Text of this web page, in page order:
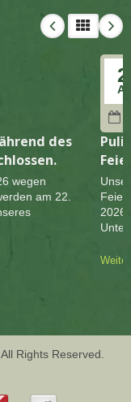
des
wegen
am 22.
Puli
2026
. All Rights Reserved.